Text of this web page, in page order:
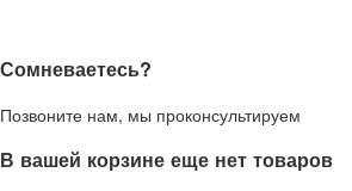
Сомневаетесь?
Позвоните нам, мы проконсультируем
В вашей корзине еще нет товаров